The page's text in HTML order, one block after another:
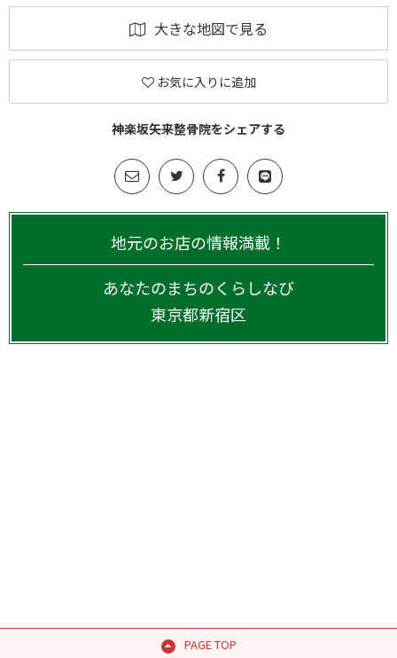
大きな地図で見る
お気に入りに追加
神楽坂矢来整骨院をシェアする
地元のお店の情報満載！
あなたのまちのくらしなび
東京都新宿区
PAGE TOP